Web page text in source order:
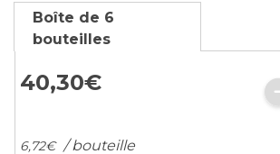
the
beginning
of
the
images
Boîte de 6
bouteilles
40,30€
6,72€ / bouteille